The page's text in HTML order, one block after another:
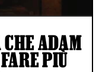
CHE ADAM
PIÙ